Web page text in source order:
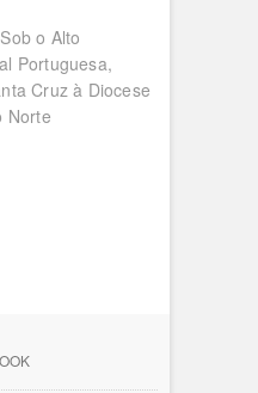
o Alto
Portuguesa,
Cruz à Diocese
Norte